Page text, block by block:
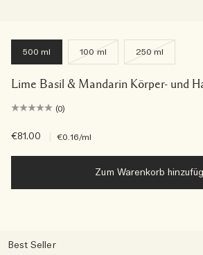
500 ml 100 ml 250 ml
Lime Basil & Mandarin Körper- und
(0)
€81.00 €0.16/ml
Zum Warenkorb
Best Seller